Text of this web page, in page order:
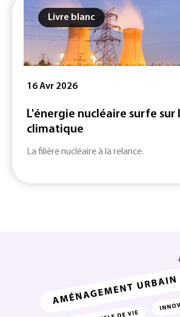
Livre blanc
16 Avr 2026
L'énergie nucléaire surfe
climatique
La filière nucléaire à la relance.